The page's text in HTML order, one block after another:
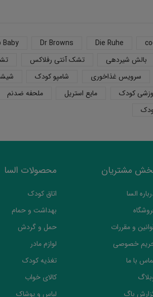
Die Ruhe
Dr Browns
Baby
بالش شیردهی تشک آنتی رفلاکس
سرویس غذاخوری شامپو کودک
کودک مایع استریل ملحفه ضدنم
مشتریان
السا
و مقررات
خصوصی
با ما
باگ
محصولات السا
اتاق کودک
بهداشت و حمام
حمل و گردش
لوازم مادر
تغذیه کودک
کالای خواب
لباس و پوشاک